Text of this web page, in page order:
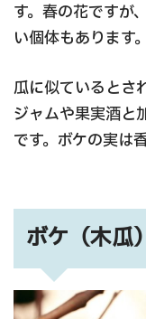
す。春の花ですが
い個体もあります。
瓜に似ているとさ
ジャムや果実酒と
です。ボケの実は
ボケ（木瓜